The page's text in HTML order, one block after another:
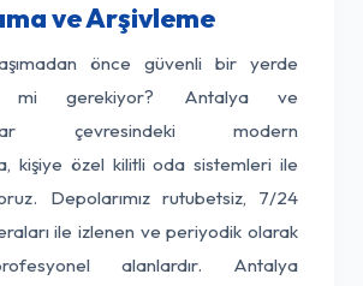
ve Arşivleme
taşımadan önce güvenli bir yerde
mi gerekiyor? Antalya ve
çevresindeki modern
kişiye özel kilitli oda sistemleri ile
Depolarımız rutubetsiz, 7/24
ile izlenen ve periyodik olarak
alanlardır. Antalya